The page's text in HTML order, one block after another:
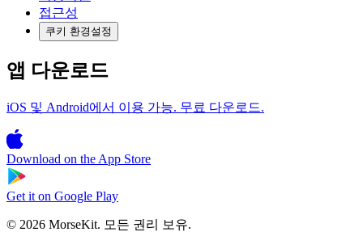
접근성
쿠키 환경설정
앱 다운로드
iOS 및 Android에서 이용 가능. 무료 다운로드.
Download on the App Store
Get it on Google Play
© 2026 MorseKit. 모든 권리 보유.